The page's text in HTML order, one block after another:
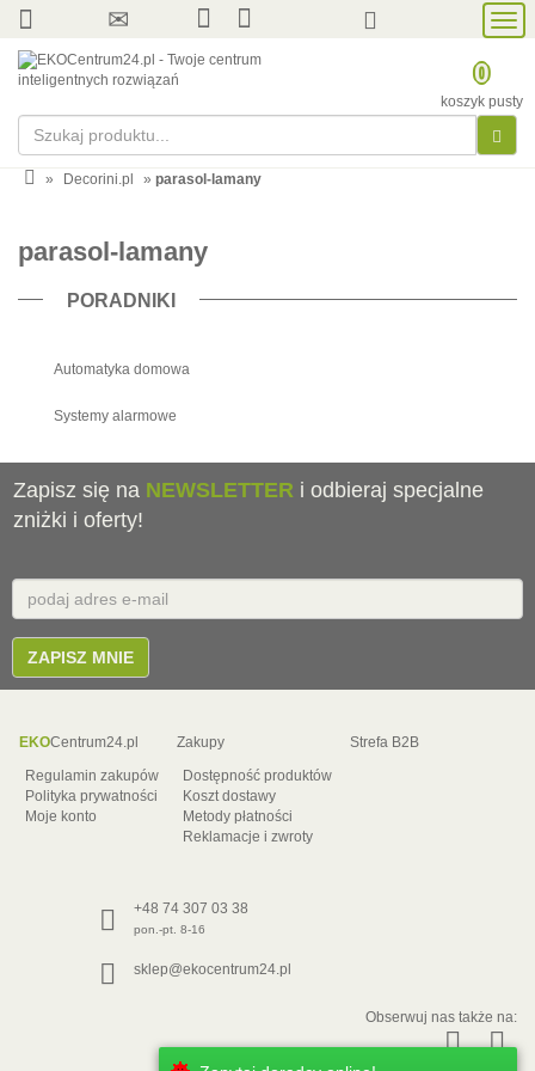
0
koszyk pusty
» Decorini.pl » parasol-lamany
parasol-lamany
PORADNIKI
Automatyka domowa
Systemy alarmowe
Zapisz się na NEWSLETTER i odbieraj specjalne
zniżki i oferty!
Email
E-
mail
ZAPISZ MNIE
EKOCentrum24.pl
Regulamin zakupów
Polityka prywatności
Moje konto
Zakupy
Dostępność produktów
Koszt dostawy
Metody płatności
Reklamacje i zwroty
Strefa B2B
+48 74 307 03 38
pon.-pt. 8-16
sklep@ekocentrum24.pl
Obserwuj nas także na: